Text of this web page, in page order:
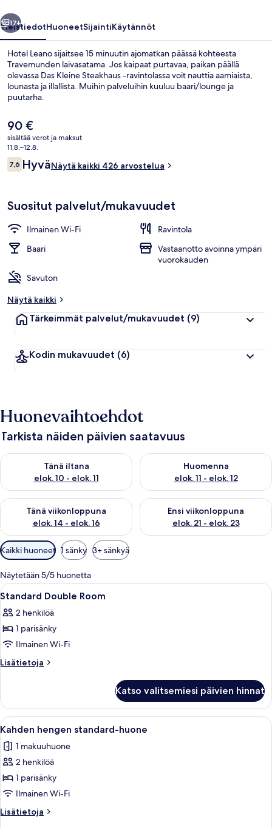
Seuraava
17+
YleistiedotHuoneetSijaintiKäytännöt
Hotel Leano sijaitsee 15 minuutin ajomatkan päässä kohteesta
Travemunden laivasatama. Jos kaipaat purtavaa, paikan päällä
olevassa Das Kleine Steakhaus -ravintolassa voit nauttia aamiaista,
lounasta ja illallista. Muihin palveluihin kuuluu baari/lounge ja
puutarha.
Nykyinen
hinta
on
90 €
90 €
sisältää verot ja maksut
11.8.–12.8.
Arvostelut
7,67,6 kautta 10.
HyväNäytä kaikki 426 arvostelua
Suositut palvelut/mukavuudet
Ilmainen Wi-Fi
Ravintola
Baari
Vastaanotto avoinna ympäri
vuorokauden
Savuton
Näytä kaikki
Tärkeimmät palvelut/mukavuudet (9)
Kodin mukavuudet (6)
Huonevaihtoehdot
Tarkista näiden päivien saatavuus
Tänä iltana
elok. 10 - elok. 11
Tarkista tämän illan saatavuus elok. 10 - elok. 11
Huomenna
elok. 11 - elok. 12
Tarkista huomisen saatavuus
Tänä viikonloppuna
elok. 14 - elok. 16
Tarkista tämän viikonlopun saatavuus elok. 14 - elok. 16
Ensi viikonloppuna
elok. 21 - elok. 23
Tarkista ensi viikonlopun
Huoneille
saatavilla
olevia
suodattimia
Kaikki huoneet 1 sänky 3+ sänkyä
Näytetään 5/5 huonetta
Avaa
kaikki
huonetyypin
Standard
Double
Room
Makuuhuone, jossa on sänky,
5
Standard Double Room
2 henkilöä
1 parisänky
Ilmainen Wi-Fi
Lisätietoja
Lisätietoja
Room
Katso valitsemiesi päivien hinnat
Avaa
kaikki
huonetyypin
Kahden
hengen
standard-
huone
kuvat
Makuuhuone, jossa on sänky,
5
Kahden hengen standard-huone
1 makuuhuone
2 henkilöä
1 parisänky
Ilmainen Wi-Fi
Lisätietoja
Lisätietoja